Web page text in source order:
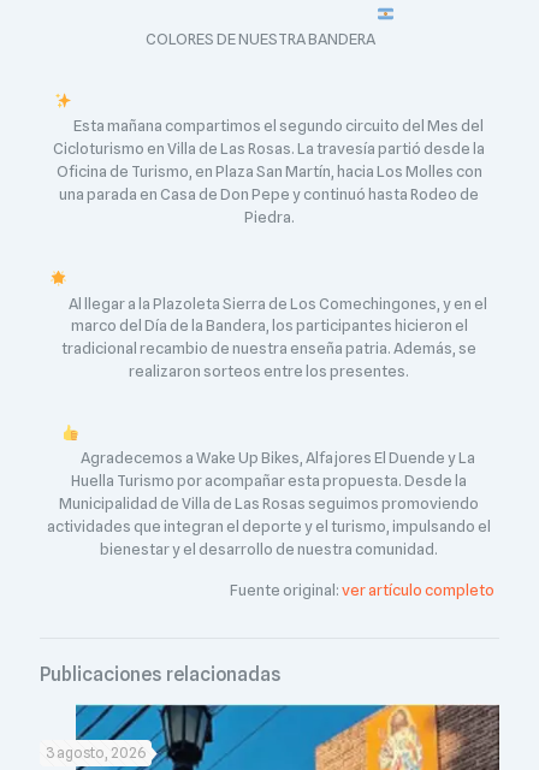
COLORES DE NUESTRA BANDERA
Esta mañana compartimos el segundo circuito del Mes del
Cicloturismo en Villa de Las Rosas. La travesía partió desde la
Oficina de Turismo, en Plaza San Martín, hacia Los Molles con
una parada en Casa de Don Pepe y continuó hasta Rodeo de
Piedra.
Al llegar a la Plazoleta Sierra de Los Comechingones, y en el
marco del Día de la Bandera, los participantes hicieron el
tradicional recambio de nuestra enseña patria. Además, se
realizaron sorteos entre los presentes.
Agradecemos a Wake Up Bikes, Alfajores El Duende y La
Huella Turismo por acompañar esta propuesta. Desde la
Municipalidad de Villa de Las Rosas seguimos promoviendo
actividades que integran el deporte y el turismo, impulsando el
bienestar y el desarrollo de nuestra comunidad.
Fuente original:ver artículo completo
Publicaciones relacionadas
3 agosto, 2026